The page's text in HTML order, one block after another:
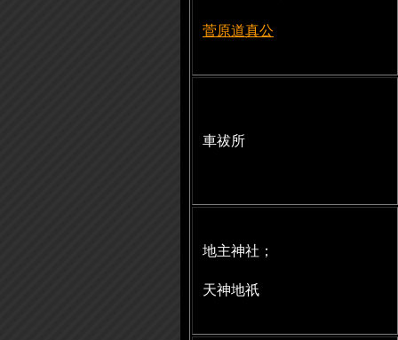
菅原道真公
車祓所
地主神社；
天神地祇